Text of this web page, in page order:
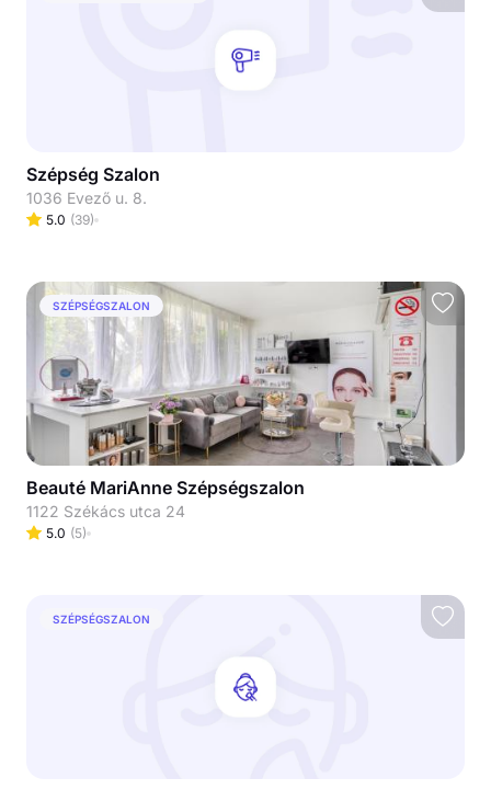
Szépség Szalon
1036 Evező u. 8.
5.0 (39)
SZÉPSÉGSZALON
Beauté MariAnne Szépségszalon
1122 Székács utca 24
5.0 (5)
SZÉPSÉGSZALON